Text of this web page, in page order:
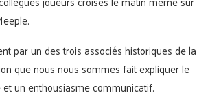
par un des trois associés historiques de la
que nous nous sommes fait expliquer le
un enthousiasme communicatif.